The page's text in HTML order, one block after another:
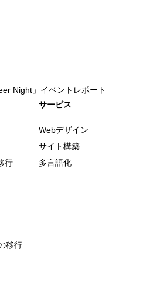
Night」イベントレポート
行
移行
サービス
Webデザイン
サイト構築
多言語化